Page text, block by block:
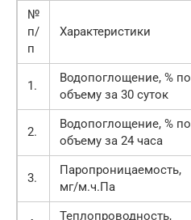
№
п/
п
Характеристики
1.
Водопоглощение, % по
объему за 30 суток
2.
Водопоглощение, % по
объему за 24 часа
3.
Паропроницаемость,
мг/м.ч.Па
Теплопроводность,